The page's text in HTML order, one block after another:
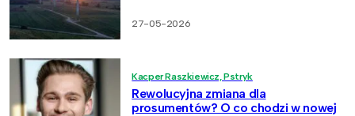
27-05-2026
Kacper Raszkiewicz, Pstryk
Rewolucyjna zmiana dla
prosumentów? O co chodzi w nowej